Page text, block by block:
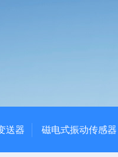
送器 磁电式振动传感器